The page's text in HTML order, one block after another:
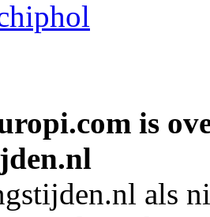
is
als